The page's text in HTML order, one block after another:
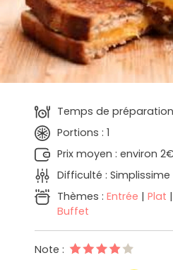
Temps de
Portions : 1
Prix moyen : environ
Difficulté : Simplissime
Thèmes : Entrée | Plat |
Buffet
Note :